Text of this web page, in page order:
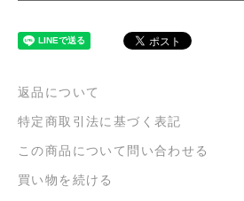
返品について
特定商取引法に基づく表記
この商品について問い合わせる
買い物を続ける